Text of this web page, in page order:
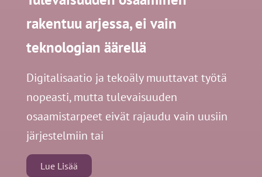
rakentuu arjessa, ei vain
teknologian äärellä
Digitalisaatio ja tekoäly muuttavat työtä
nopeasti, mutta tulevaisuuden
osaamistarpeet eivät rajaudu vain uusiin
järjestelmiin tai
Lue Lisää